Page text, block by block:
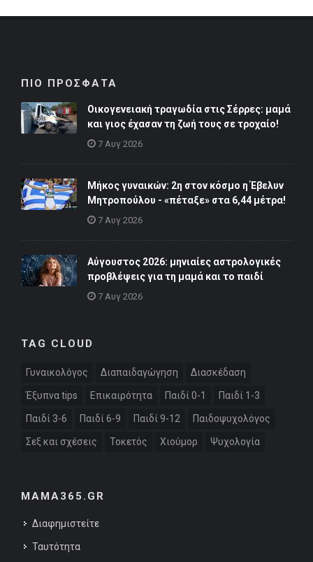
ΠΙΟ ΠΡΟΣΦΑΤΑ
Οικογενειακή τραγωδία στις Σέρρες: μαμά
και γιος έχασαν τη ζωή τους σε τροχαίο!
7 Αυγ 2026
Μήκος γυναικών: 2η στον κόσμο η Έβελυν
Μητροπούλου - «πέταξε» στα 6,44 μέτρα!
7 Αυγ 2026
Αύγουστος 2026: μηνιαίες αστρολογικές
προβλέψεις για τη μαμά και το παιδί
7 Αυγ 2026
TAG CLOUD
Γυναικολόγος Διαπαιδαγώγηση Διασκέδαση
Έξυπνα tips Επικαιρότητα Παιδί 0-1 Παιδί 1-3
Παιδί 3-6 Παιδί 6-9 Παιδί 9-12 Παιδοψυχολόγος
Σεξ και σχέσεις Τοκετός Χιούμορ Ψυχολογία
MAMA365.GR
Διαφημιστείτε
Ταυτότητα